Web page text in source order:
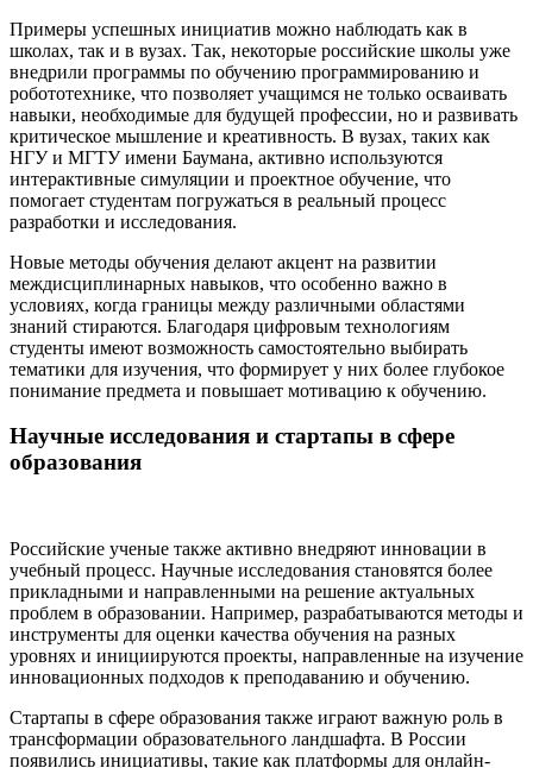
Примеры успешных инициатив можно наблюдать как в
школах, так и в вузах. Так, некоторые российские школы уже
внедрили программы по обучению программированию и
робототехнике, что позволяет учащимся не только осваивать
навыки, необходимые для будущей профессии, но и развивать
критическое мышление и креативность. В вузах, таких как
НГУ и МГТУ имени Баумана, активно используются
интерактивные симуляции и проектное обучение, что
помогает студентам погружаться в реальный процесс
разработки и исследования.
Новые методы обучения делают акцент на развитии
междисциплинарных навыков, что особенно важно в
условиях, когда границы между различными областями
знаний стираются. Благодаря цифровым технологиям
студенты имеют возможность самостоятельно выбирать
тематики для изучения, что формирует у них более глубокое
понимание предмета и повышает мотивацию к обучению.
Научные исследования и стартапы в сфере
образования
Российские ученые также активно внедряют инновации в
учебный процесс. Научные исследования становятся более
прикладными и направленными на решение актуальных
проблем в образовании. Например, разрабатываются методы и
инструменты для оценки качества обучения на разных
уровнях и инициируются проекты, направленные на изучение
инновационных подходов к преподаванию и обучению.
Стартапы в сфере образования также играют важную роль в
трансформации образовательного ландшафта. В России
появились инициативы, такие как платформы для онлайн-